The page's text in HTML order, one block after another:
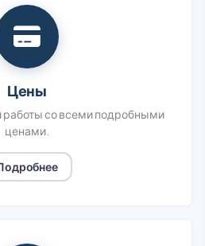
Цены
работы со всеми подробными
ценами.